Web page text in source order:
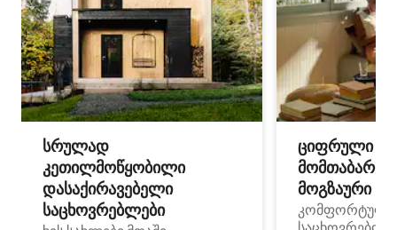
სრულად
კეთილმოწყობილი
დასაქირავებელი
საცხოვრებლები
ციფრული
მოგზაური
კომფორტული